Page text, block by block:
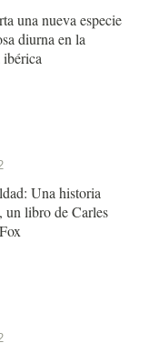
una nueva especie
diurna en la
Una historia
un libro de Carles